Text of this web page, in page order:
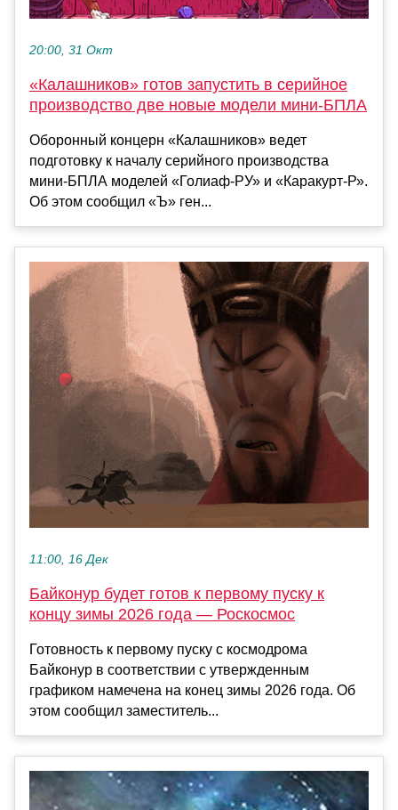
20:00, 31 Окт
«Калашников» готов запустить в серийное
производство две новые модели мини-БПЛА
Оборонный концерн «Калашников» ведет
подготовку к началу серийного производства
мини-БПЛА моделей «Голиаф-РУ» и «Каракурт-Р».
Об этом сообщил «Ъ» ген...
11:00, 16 Дек
Байконур будет готов к первому пуску к
концу зимы 2026 года — Роскосмос
Готовность к первому пуску с космодрома
Байконур в соответствии с утвержденным
графиком намечена на конец зимы 2026 года. Об
этом сообщил заместитель...